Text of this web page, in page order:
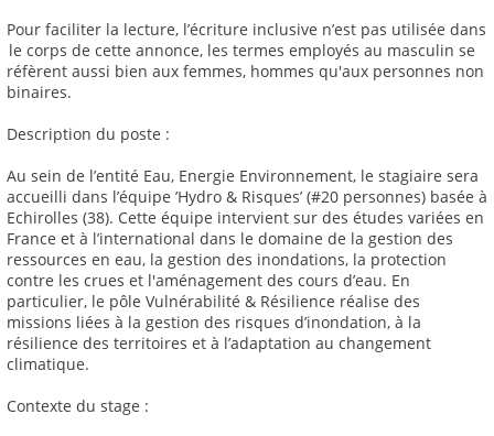
Pour faciliter la lecture, l’écriture inclusive n’est pas utilisée dans
le corps de cette annonce, les termes employés au masculin se
réfèrent aussi bien aux femmes, hommes qu'aux personnes non
binaires.
Description du poste :
Au sein de l’entité Eau, Energie Environnement, le stagiaire sera
accueilli dans l’équipe ’Hydro & Risques’ (#20 personnes) basée à
Echirolles (38). Cette équipe intervient sur des études variées en
France et à l’international dans le domaine de la gestion des
ressources en eau, la gestion des inondations, la protection
contre les crues et l'aménagement des cours d’eau. En
particulier, le pôle Vulnérabilité & Résilience réalise des
missions liées à la gestion des risques d’inondation, à la
résilience des territoires et à l’adaptation au changement
climatique.
Contexte du stage :